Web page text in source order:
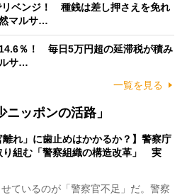
リベンジ！ 種銭は差し押さえを免れ
マルサ…
14.6％！ 毎日5万円超の延滞税が積み
ルサ…
一覧を見る
ッポンの活路」
離れ」に歯止めはかかるか？】警察庁
り組む「警察組織の構造改革」 実
ているのが「警察官不足」だ。警察